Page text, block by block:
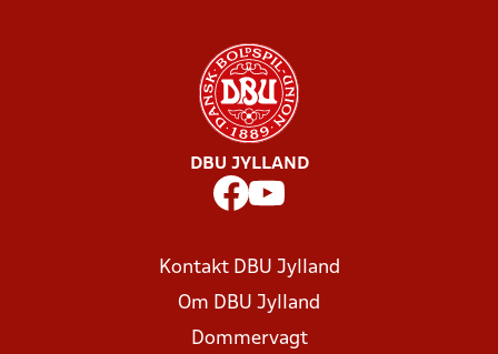
DBU JYLLAND
Kontakt DBU Jylland
Om DBU Jylland
Dommervagt